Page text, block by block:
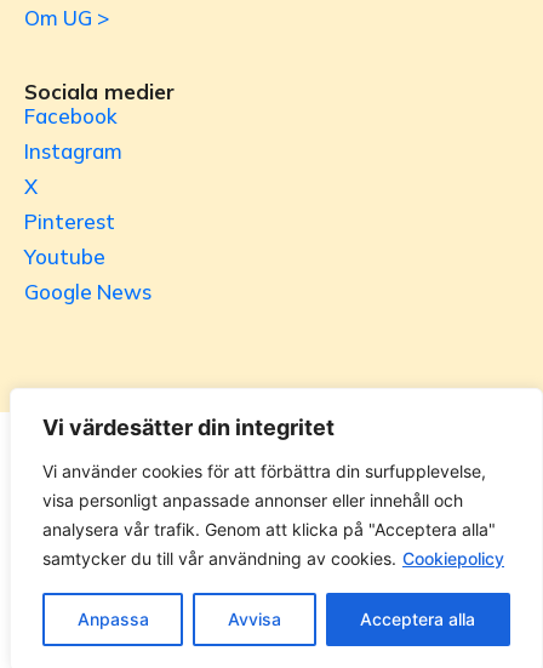
Vi värdesätter din integritet
Vi använder cookies för att förbättra din surfupplevelse,
visa personligt anpassade annonser eller innehåll och
analysera vår trafik. Genom att klicka på "Acceptera alla"
samtycker du till vår användning av cookies. Cookiepolicy
Anpassa Avvisa Acceptera alla
Om UG >
Sociala medier
Facebook
Instagram
X
Pinterest
Youtube
Google News
Utrikesgruppen
UG.se – representeras helt i privat regi av Svenska
Utrikesgruppen AB. Materialet på webbplatsen får ej
kopieras utan tillåtelse. Alla priser anges ink. moms. 14
dagars ångerrätt.
Ändra Cookie-inställningar >